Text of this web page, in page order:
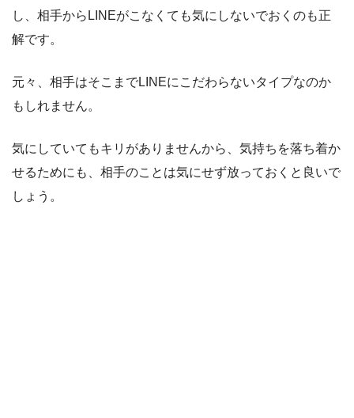
し、相手からLINEがこなくても気にしないでおくのも正
解です。
元々、相手はそこまでLINEにこだわらないタイプなのか
もしれません。
気にしていてもキリがありませんから、気持ちを落ち着か
せるためにも、相手のことは気にせず放っておくと良いで
しょう。